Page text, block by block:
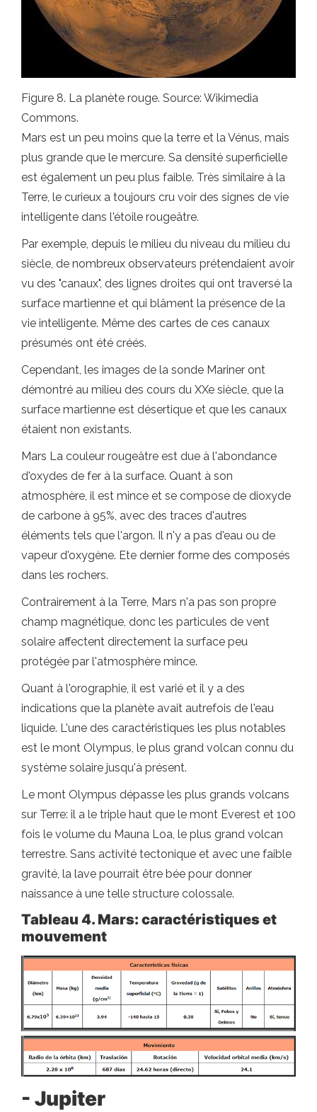
Figure 8. La planète rouge. Source: Wikimedia
Commons.
Mars est un peu moins que la terre et la Vénus, mais
plus grande que le mercure. Sa densité superficielle
est également un peu plus faible. Très similaire à la
Terre, le curieux a toujours cru voir des signes de vie
intelligente dans l'étoile rougeâtre.
Par exemple, depuis le milieu du niveau du milieu du
siècle, de nombreux observateurs prétendaient avoir
vu des "canaux", des lignes droites qui ont traversé la
surface martienne et qui blâment la présence de la
vie intelligente. Même des cartes de ces canaux
présumés ont été créés.
Cependant, les images de la sonde Mariner ont
démontré au milieu des cours du XXe siècle, que la
surface martienne est désertique et que les canaux
étaient non existants.
Mars La couleur rougeâtre est due à l'abondance
d'oxydes de fer à la surface. Quant à son
atmosphère, il est mince et se compose de dioxyde
de carbone à 95%, avec des traces d'autres
éléments tels que l'argon. Il n'y a pas d'eau ou de
vapeur d'oxygène. Ete dernier forme des composés
dans les rochers.
Contrairement à la Terre, Mars n'a pas son propre
champ magnétique, donc les particules de vent
solaire affectent directement la surface peu
protégée par l'atmosphère mince.
Quant à l'orographie, il est varié et il y a des
indications que la planète avait autrefois de l'eau
liquide. L'une des caractéristiques les plus notables
est le mont Olympus, le plus grand volcan connu du
système solaire jusqu'à présent.
Le mont Olympus dépasse les plus grands volcans
sur Terre: il a le triple haut que le mont Everest et 100
fois le volume du Mauna Loa, le plus grand volcan
terrestre. Sans activité tectonique et avec une faible
gravité, la lave pourrait être bée pour donner
naissance à une telle structure colossale.
Tableau 4. Mars: caractéristiques et
mouvement
- Jupiter